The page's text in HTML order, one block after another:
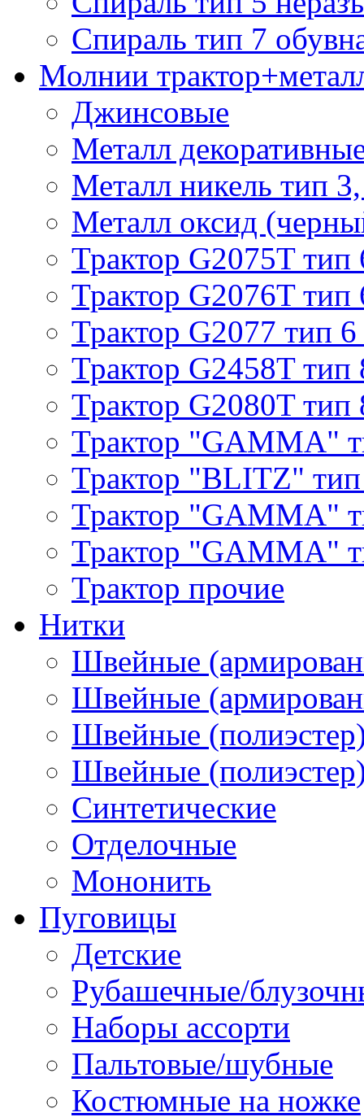
Спираль тип 7
Молнии
Джинсовые
Металл
Металл никель тип
Металл оксид
Трактор G2075T тип
Трактор G2076T тип
Трактор G2077 тип 6
Трактор G2458T тип
Трактор G2080T тип
Трактор "GAMMA"
Трактор "BLITZ"
Трактор "GAMMA"
Трактор "GAMMA"
Трактор прочие
Нитки
Швейные
Швейные
Швейные
Швейные
Синтетические
Отделочные
Мононить
Пуговицы
Детские
Рубашечные/
Наборы ассорти
Пальтовые/шубные
Костюмные на ножке